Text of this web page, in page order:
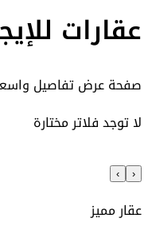
عقارات
صفحة عرض تفاصيل
لا توجد فلاتر مختارة
‹
›
عقار مميز